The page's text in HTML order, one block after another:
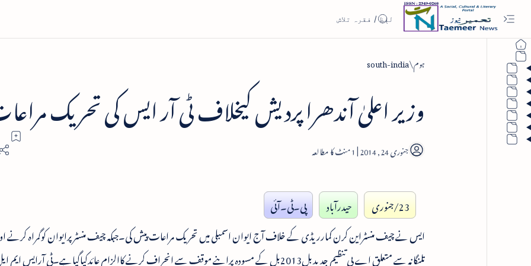
ہوم south-india
وزیر اعلیٰ آندھرا پردیش کیخلاف ٹی آر ایس کی تحریک
1
23/جنوری حیدرآباد
پی۔ٹی۔آئی
ایس نے چیف منسٹراین کرن کمارریڈی کے خلاف آج ایوان اسمبلی میں تحریک مراعات پیش کی۔جبکہ چیف منسٹرپرایوان کوگمراہ کرنے
تلنگانہ سے متعلق اے پی تنظیم جدیدبل2013بل کے مسودہ پراپنے موقف سے انحراف کرنے کاالزام عائدکیاگیاہے۔ٹی